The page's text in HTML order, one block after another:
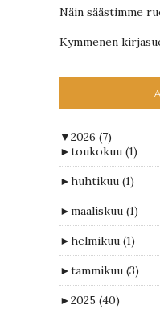
Näin säästimme
Kymmenen
▼2026 (7)
►toukokuu (1)
►huhtikuu (1)
►maaliskuu (1)
►helmikuu (1)
►tammikuu (3)
►2025 (40)